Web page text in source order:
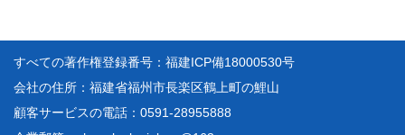
すべての著作権登録番号：福建ICP備18000530号
会社の住所：福建省福州市長楽区鶴上町の鯉山
顧客サービスの電話：0591-28955888